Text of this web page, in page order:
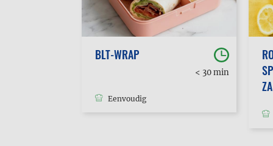
BLT-WRAP
< 30 min
Eenvoudig